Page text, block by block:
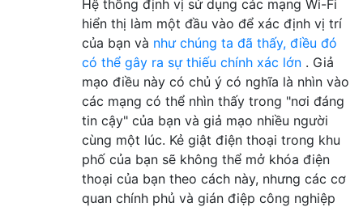
Hệ thống định vị sử dụng các mạng Wi-Fi
hiển thị làm một đầu vào để xác định vị trí
của bạn và như chúng ta đã thấy, điều đó
có thể gây ra sự thiếu chính xác lớn . Giả
mạo điều này có chủ ý có nghĩa là nhìn vào
các mạng có thể nhìn thấy trong "nơi đáng
tin cậy" của bạn và giả mạo nhiều người
cùng một lúc. Kẻ giật điện thoại trong khu
phố của bạn sẽ không thể mở khóa điện
thoại của bạn theo cách này, nhưng các cơ
quan chính phủ và gián điệp công nghiệp